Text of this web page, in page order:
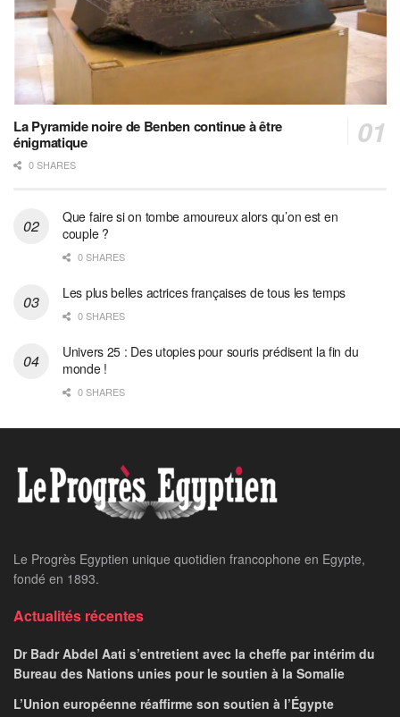
La Pyramide noire de Benben continue à être
énigmatique
0 SHARES
Que faire si on tombe amoureux alors qu’on est en
couple ?
0 SHARES
Les plus belles actrices françaises de tous les temps
0 SHARES
Univers 25 : Des utopies pour souris prédisent la fin du
monde !
0 SHARES
Le Progrès Egyptien unique quotidien francophone en Egypte,
fondé en 1893.
Actualités récentes
Dr Badr Abdel Aati s’entretient avec la cheffe par intérim du
Bureau des Nations unies pour le soutien à la Somalie
L’Union européenne réaffirme son soutien à l’Égypte